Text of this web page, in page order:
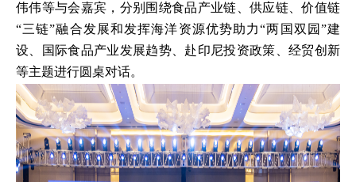
伟伟等与会嘉宾，分别围绕食品产业链、供应链、价值链
“三链”融合发展和发挥海洋资源优势助力“两国双园”建
设、国际食品产业发展趋势、赴印尼投资政策、经贸创新
等主题进行圆桌对话。